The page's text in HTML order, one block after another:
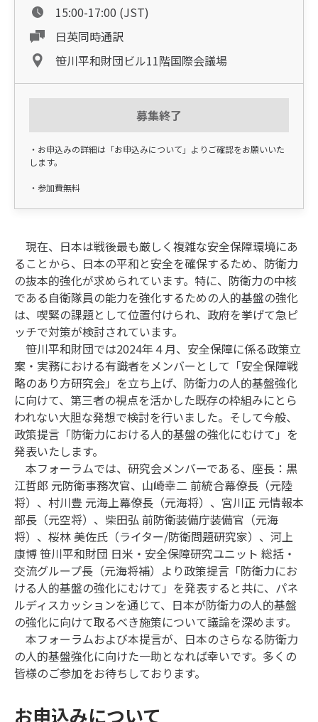
現在、日本は戦後最も厳しく複雑な安全保障環境にあ
ることから、日本の平和と安全を確保するため、防衛力
の抜本的強化が求められています。特に、防衛力の中核
である自衛隊員の能力を強化するための人的基盤の強化
は、喫緊の課題として位置付けられ、政府を挙げて急ピ
ッチで対策が検討されています。
笹川平和財団では2024年４月、安全保障に係る政策立
案・実務における有識者をメンバーとして「安全保障戦
略のあり方研究会」を立ち上げ、防衛力の人的基盤強化
に向けて、第三者の視点を活かした既存の枠組みにとら
われない大胆な発想で検討を行いました。そして今般、
政策提言「防衛力における人的基盤の強化にむけて」を
発表いたします。
本フォーラムでは、研究会メンバーである、座長：黒
江哲郎 元防衛事務次官、山崎幸二 前統合幕僚長（元陸
将）、村川豊 元海上幕僚長（元海将）、宮川正 元情報本
部長（元空将）、柴田弘 前防衛装備庁装備官（元海
将）、桜林 美佐氏（ライター/防衛問題研究家）、河上
康博 笹川平和財団 日米・安全保障研究ユニット 総括・
交流グループ長（元海将補）より政策提言「防衛力にお
ける人的基盤の強化にむけて」を発表すると共に、パネ
ルディスカッションを通じて、日本が防衛力の人的基盤
の強化に向けて取るべき施策について議論を深めます。
本フォーラムおよび本提言が、日本のさらなる防衛力
の人的基盤強化に向けた一助となれば幸いです。多くの
皆様のご参加をお待ちしております。
お申込みについて
15:00-17:00 (JST)
日英同時通訳
笹川平和財団ビル11階国際会議場
募集終了
・お申込みの詳細は「お申込みについて」よりご確認をお願いいた
します。
・参加費無料